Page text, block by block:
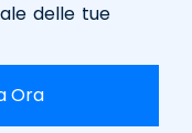
delle tue
Ora